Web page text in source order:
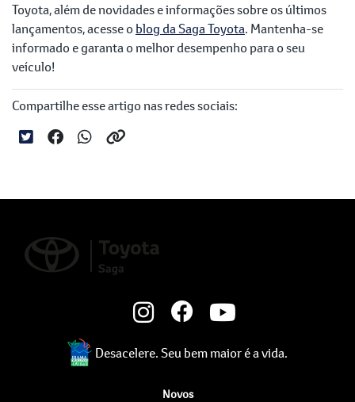
Toyota, além de novidades e informações sobre os últimos
lançamentos, acesse o blog da Saga Toyota. Mantenha-se
informado e garanta o melhor desempenho para o seu
veículo!
Compartilhe esse artigo nas redes sociais:
Desacelere. Seu bem maior é a vida.
Novos